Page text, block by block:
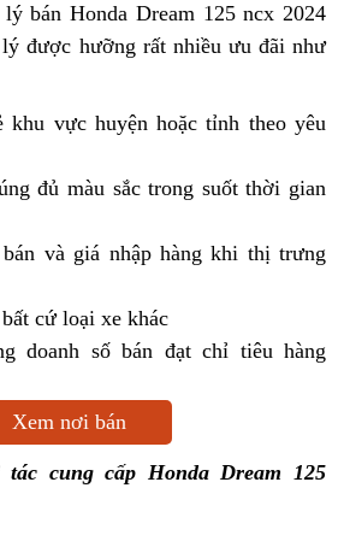
bán Honda Dream 125 ncx 2024
được hưỡng rất nhiều ưu đãi như
khu vực huyện hoặc tỉnh theo yêu
đủ màu sắc trong suốt thời gian
và giá nhập hàng khi thị trưng
cứ loại xe khác
doanh số bán đạt chỉ tiêu hàng
Xem nơi bán
cung cấp Honda Dream 125